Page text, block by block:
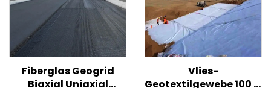
Fiberglas Geogrid
Biaxial Uniaxial
Vlies-
Geotextilgewebe 100 %